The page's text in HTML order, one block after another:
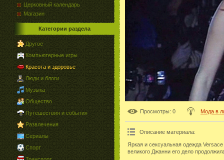
Церковный календарь
Магазин
Категории раздела
Другое
Компьютерные игры
Красота и здоровье
Люди и блоги
Музыка
Общество
Путешествия и события
Развлечения
Сериалы
Спорт
Просмотры: 0 Мода в
Описание материала:
Яркая и сексуальная одежда
великого Джанни его дело